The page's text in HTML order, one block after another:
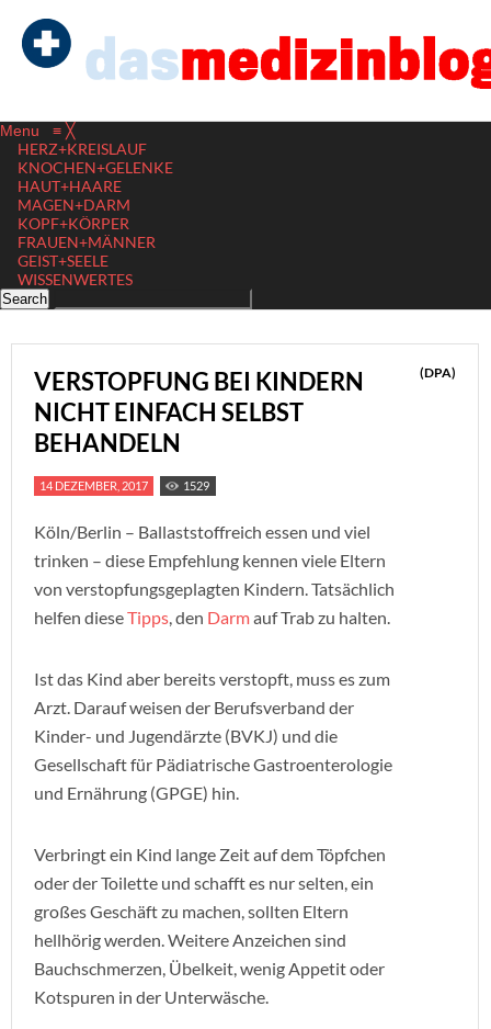
Menu ≡ ╳
HERZ+KREISLAUF
KNOCHEN+GELENKE
HAUT+HAARE
MAGEN+DARM
KOPF+KÖRPER
FRAUEN+MÄNNER
GEIST+SEELE
WISSENWERTES
VERSTOPFUNG BEI KINDERN
NICHT EINFACH SELBST
BEHANDELN
(DPA)
14 DEZEMBER, 2017 1529
Köln/Berlin – Ballaststoffreich essen und viel
trinken – diese Empfehlung kennen viele Eltern
von verstopfungsgeplagten Kindern. Tatsächlich
helfen dieseTipps, den Darmauf Trab zu halten.
Ist das Kind aber bereits verstopft, muss es zum
Arzt. Darauf weisen der Berufsverband der
Kinder- und Jugendärzte (BVKJ) und die
Gesellschaft für Pädiatrische Gastroenterologie
und Ernährung (GPGE) hin.
Verbringt ein Kind lange Zeit auf dem Töpfchen
oder der Toilette und schafft es nur selten, ein
großes Geschäft zu machen, sollten Eltern
hellhörig werden. Weitere Anzeichen sind
Bauchschmerzen, Übelkeit, wenig Appetit oder
Kotspuren in der Unterwäsche.